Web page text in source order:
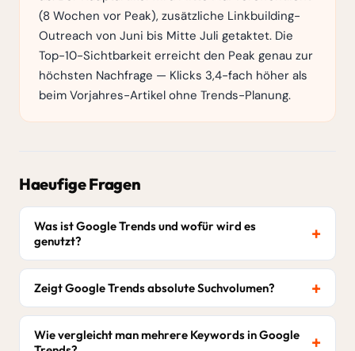
(8 Wochen vor Peak), zusätzliche Linkbuilding-
Outreach von Juni bis Mitte Juli getaktet. Die
Top-10-Sichtbarkeit erreicht den Peak genau zur
höchsten Nachfrage — Klicks 3,4-fach höher als
beim Vorjahres-Artikel ohne Trends-Planung.
Haeufige Fragen
Was ist Google Trends und wofür wird es
genutzt?
Zeigt Google Trends absolute Suchvolumen?
Wie vergleicht man mehrere Keywords in Google